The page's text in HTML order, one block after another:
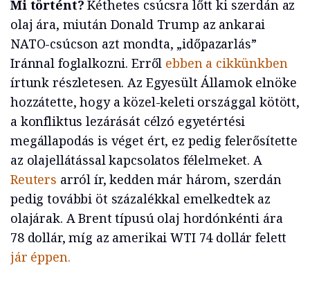
Mi történt? Kéthetes csúcsra lőtt ki szerdán az
olaj ára, miután Donald Trump az ankarai
NATO-csúcson azt mondta, „időpazarlás”
Iránnal foglalkozni. Erről ebben a cikkünkben
írtunk részletesen. Az Egyesült Államok elnöke
hozzátette, hogy a közel-keleti országgal kötött,
a konfliktus lezárását célzó egyetértési
megállapodás is véget ért, ez pedig felerősítette
az olajellátással kapcsolatos félelmeket. A
Reuters arról ír, kedden már három, szerdán
pedig további öt százalékkal emelkedtek az
olajárak. A Brent típusú olaj hordónkénti ára
78 dollár, míg az amerikai WTI 74 dollár felett
jár éppen.